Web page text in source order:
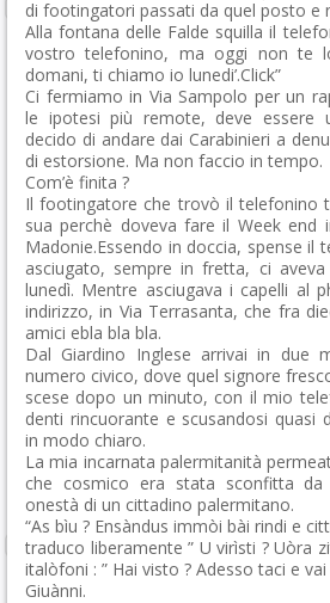
di footingatori passati da quel posto e
Alla fontana delle Falde squilla il
vostro telefonino, ma oggi non te
domani, ti chiamo io lunedi’.Click”
Ci fermiamo in Via Sampolo per un
le ipotesi più remote, deve essere
decido di andare dai Carabinieri a
di estorsione. Ma non faccio in tempo.
Com’è finita ?
Il footingatore che trovò il telefonino
sua perchè doveva fare il Week end
Madonie.Essendo in doccia, spense il
asciugato, sempre in fretta, ci
lunedì. Mentre asciugava i capelli al
indirizzo, in Via Terrasanta, che fra
amici ebla bla bla.
Dal Giardino Inglese arrivai in due
numero civico, dove quel signore
scese dopo un minuto, con il mio
denti rincuorante e scusandosi quasi
in modo chiaro.
La mia incarnata palermitanità
che cosmico era stata sconfitta
onestà di un cittadino palermitano.
“As bìu ? Ensàndus immòi bài rindi e
traduco liberamente ” U virìsti ? Uòra
italòfoni : ” Hai visto ? Adesso taci e
Giuànni.